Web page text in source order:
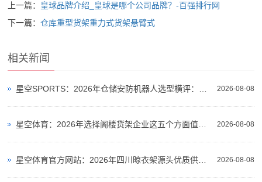
货
架|
重
型
货
商-
上一篇： 皇球品牌介绍_皇球是哪个公司品牌？-百强排行网
下一篇：仓库重型货架重力式货架悬臂式
相关新闻
2026-08-08
2026-08-08
2026-08-08